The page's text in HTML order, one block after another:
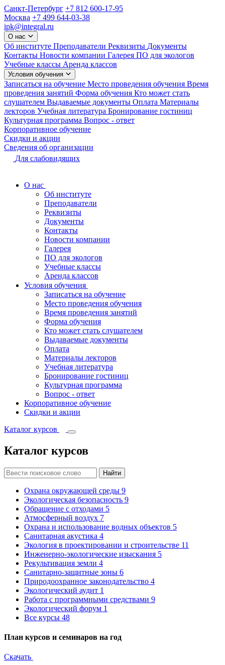
Санкт-Петербург +7 812 600-17-95
Москва +7 499 644-03-38
ipk@integral.ru
О нас
Об институте Преподаватели Реквизиты Документы
Контакты Новости компании Галерея ПО для экологов
Учебные классы Аренда классов
Условия обучения
Записаться на обучение Место проведения обучения Время
проведения занятий Форма обучения Кто может стать
слушателем Выдаваемые документы Оплата Материалы
лекторов Учебная литература Бронирование гостиниц
Культурная программа Вопрос - ответ
Корпоративное обучение
Скидки и акции
Сведения об организации
Для слабовидящих
О нас
Об институте
Преподаватели
Реквизиты
Документы
Контакты
Новости компании
Галерея
ПО для экологов
Учебные классы
Аренда классов
Условия обучения
Записаться на обучение
Место проведения обучения
Время проведения занятий
Форма обучения
Кто может стать слушателем
Выдаваемые документы
Оплата
Материалы лекторов
Учебная литература
Бронирование гостиниц
Культурная программа
Вопрос - ответ
Корпоративное обучение
Скидки и акции
Каталог курсов
Каталог курсов
Найти
Охрана окружающей среды 9
Экологическая безопасность 9
Обращение с отходами 5
Атмосферный воздух 7
Охрана и использование водных объектов 5
Санитарная акустика 4
Экология в проектировании и строительстве 11
Инженерно-экологические изыскания 5
Рекультивация земли 4
Санитарно-защитные зоны 6
Природоохранное законодательство 4
Экологический аудит 1
Работа с программными средствами 9
Экологический форум 1
Все курсы 48
План курсов и семинаров на год
Скачать